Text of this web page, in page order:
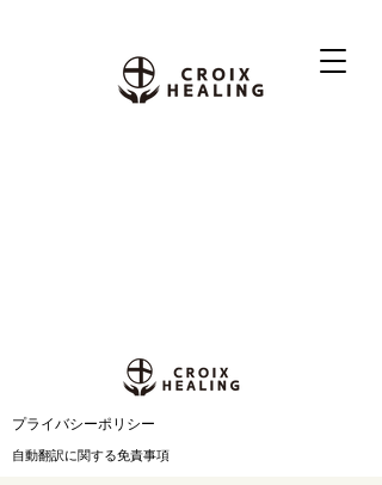
​プライバシーポリシー
自動翻訳に関する免責事項